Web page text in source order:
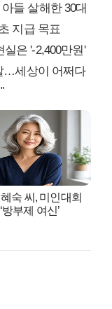
들 살해한 30대
지급 목표
은 '-2,400만원'
…세상이 어쩌다
숙 씨, 미인대회
방부제 여신’